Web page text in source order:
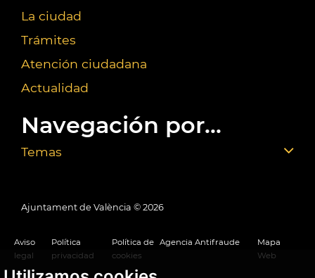
La ciudad
Trámites
Atención ciudadana
Actualidad
Navegación por...
Temas
Ajuntament de València © 2026
Aviso
legal
Política
privacidad
Política de
cookies
Agencia Antifraude
Mapa
Web